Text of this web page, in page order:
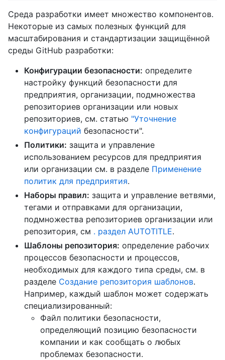
Среда разработки имеет множество компонентов.
Некоторые из самых полезных функций для
масштабирования и стандартизации защищённой
среды GitHub разработки:
Конфигурации безопасности: определите
настройку функций безопасности для
предприятия, организации, подмножества
репозиториев организации или новых
репозиториев, см. статью "Уточнение
конфигураций безопасности".
Политики: защита и управление
использованием ресурсов для предприятия
или организации см. в разделе Применение
политик для предприятия.
Наборы правил: защита и управление ветвями,
тегами и отправками для организации,
подмножества репозиториев организации или
репозитория, см . раздел AUTOTITLE.
Шаблоны репозитория: определение рабочих
процессов безопасности и процессов,
необходимых для каждого типа среды, см. в
разделе Создание репозитория шаблонов.
Например, каждый шаблон может содержать
специализированный:
Файл политики безопасности,
определяющий позицию безопасности
компании и как сообщать о любых
проблемах безопасности.